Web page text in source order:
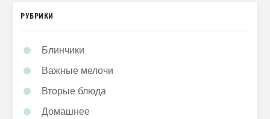
РУБРИКИ
Блинчики
Важные мелочи
Вторые блюда
Домашнее